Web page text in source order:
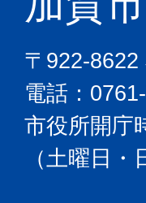
〒922-
電話：
市役所開庁
（土曜日